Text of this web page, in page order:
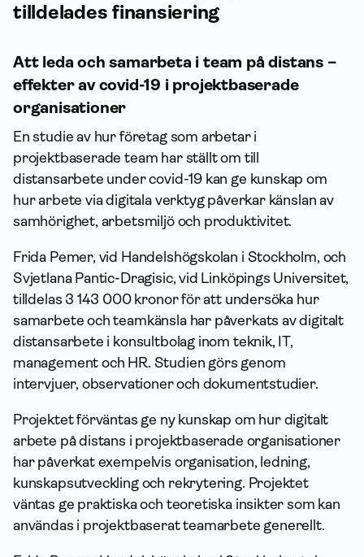
tilldelades finansiering
Att leda och sam­arbeta i team på distans –
effekter av covid-19 i projektbaserade
organisationer
En studie av hur företag som arbetar i
projektbaserade team har ställt om till
distansarbete under covid-19 kan ge kunskap om
hur arbete via digitala verktyg påverkar känslan av
samhörighet, arbetsmiljö och produktivitet.
Frida Pemer, vid Handelshögskolan i Stockholm, och
Svjetlana Pantic-Dragisic, vid Linköpings Universitet,
tilldelas 3 143 000 kronor för att undersöka hur
sam­arbete och teamkänsla har påverkats av digitalt
distansarbete i konsultbolag inom teknik, IT,
management och HR. Studien görs genom
intervjuer, observationer och dokumentstudier.
Projektet förväntas ge ny kunskap om hur digitalt
arbete på distans i projektbaserade organisationer
har påverkat exempelvis organisation, ledning,
kunskapsutveckling och rekrytering. Projektet
väntas ge praktiska och teoretiska insikter som kan
användas i projektbaserat teamarbete generellt.